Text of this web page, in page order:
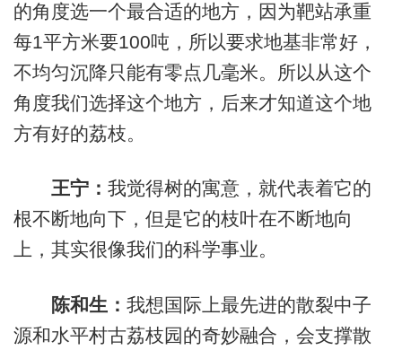
的角度选一个最合适的地方，因为靶站承重
每1平方米要100吨，所以要求地基非常好，
不均匀沉降只能有零点几毫米。所以从这个
角度我们选择这个地方，后来才知道这个地
方有好的荔枝。
王宁： 我觉得树的寓意，就代表着它的
根不断地向下，但是它的枝叶在不断地向
上，其实很像我们的科学事业。
陈和生： 我想国际上最先进的散裂中子
源和水平村古荔枝园的奇妙融合，会支撑散